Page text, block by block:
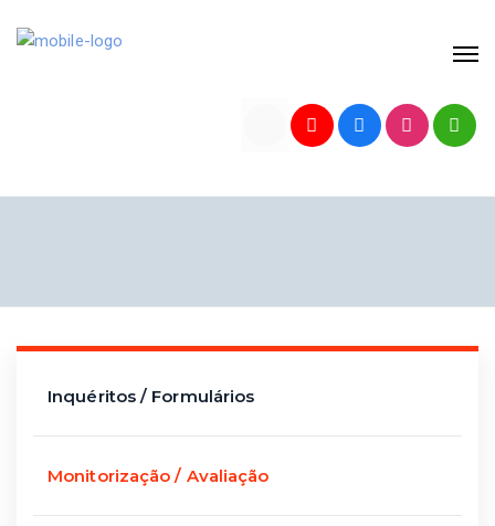
Inquéritos / Formulários
Monitorização / Avaliação